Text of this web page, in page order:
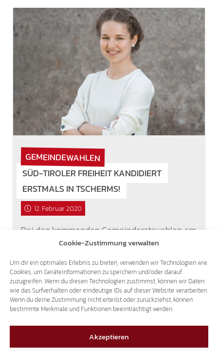
Cookie-Zustimmung verwalten
Um dir ein optimales Erlebnis zu bieten, verwenden wir Technologien wie
Cookies, um Geräteinformationen zu speichern und/oder darauf
zuzugreifen. Wenn du diesen Technologien zustimmst, können wir Daten
wie das Surfverhalten oder eindeutige IDs auf dieser Website verarbeiten.
Wenn du deine Zustimmung nicht erteilst oder zurückziehst, können
bestimmte Merkmale und Funktionen beeinträchtigt werden.
Akzeptieren
GEMEINDEWAHLEN
SÜD-TIROLER FREIHEIT KANDIDIERT
ERSTMALS IN TSCHERMS!
12. Februar 2020
Bei den kommenden Gemeinderatswahlen am
3. Mai wird in Tscherms (Burggrafenamt)
antreten. Jung, motiviert, patriotisch: So
präsentieren sich die Kandidaten der Süd-
Tiroler Freiheit, die…
20